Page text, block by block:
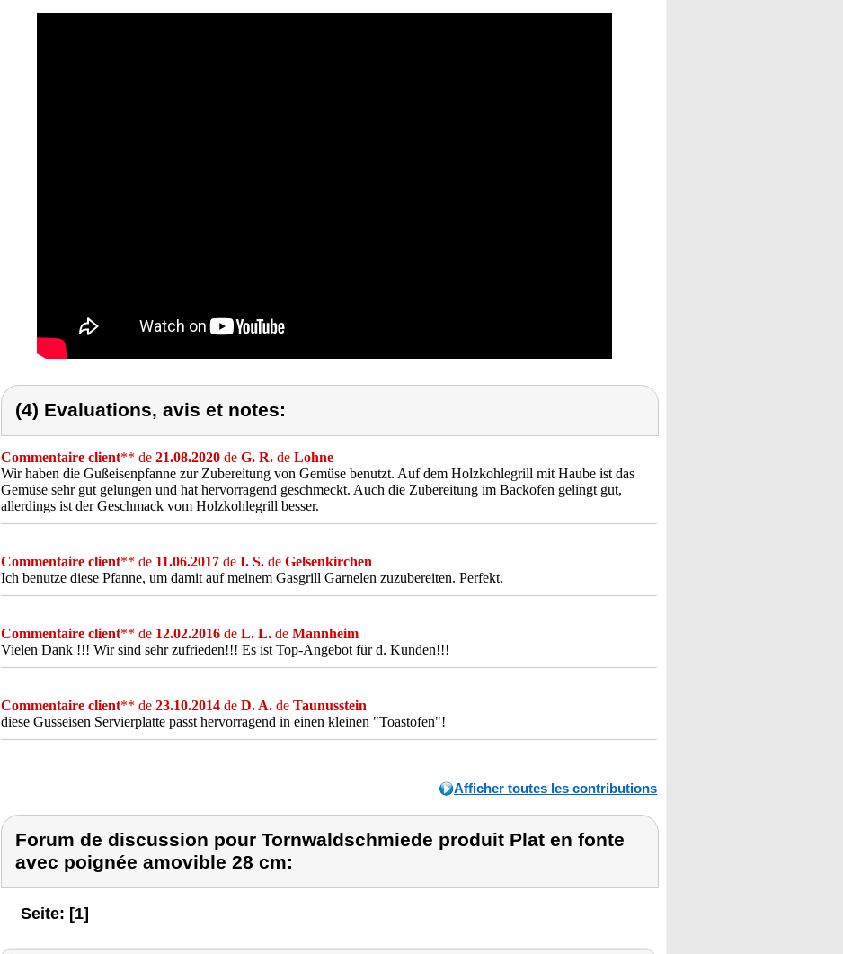
(4) Evaluations, avis et notes:
Commentaire client** de 21.08.2020 de G. R. de Lohne
Wir haben die Gußeisenpfanne zur Zubereitung von Gemüse benutzt. Auf dem Holzkohlegrill mit Haube ist das
Gemüse sehr gut gelungen und hat hervorragend geschmeckt. Auch die Zubereitung im Backofen gelingt gut,
allerdings ist der Geschmack vom Holzkohlegrill besser.
Commentaire client** de 11.06.2017 de I. S. de Gelsenkirchen
Ich benutze diese Pfanne, um damit auf meinem Gasgrill Garnelen zuzubereiten. Perfekt.
Commentaire client** de 12.02.2016 de L. L. de Mannheim
Vielen Dank !!! Wir sind sehr zufrieden!!! Es ist Top-Angebot für d. Kunden!!!
Commentaire client** de 23.10.2014 de D. A. de Taunusstein
diese Gusseisen Servierplatte passt hervorragend in einen kleinen "Toastofen"!
Afficher toutes les contributions
Forum de discussion pour Tornwaldschmiede produit Plat en fonte
avec poignée amovible 28 cm:
Seite: [1]